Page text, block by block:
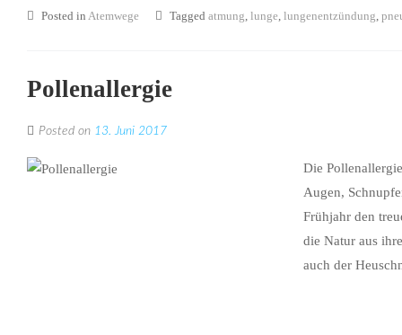
Posted in Atemwege Tagged atmung, lunge, lungenentzündung,
Pollenallergie
Posted on 13. Juni 2017
Die
Augen,
Frühjahr den
die Natur aus
auch der